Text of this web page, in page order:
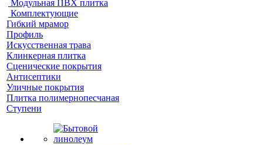
Модульная ПВХ плитка
Комплектующие
Гибкий мрамор
Профиль
Искусственная трава
Клинкерная плитка
Сценические покрытия
Антисептики
Уличные покрытия
Плитка полимернопесчаная
Ступени